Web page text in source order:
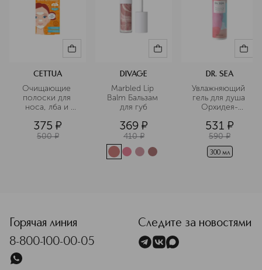
CETTUA
Очищающие
полоски для
носа, лба и
375 ¤
500 ¤
DIVAGE
Marbled Lip
Balm Бальзам
для губ
369 ¤
410 ¤
DR. SEA
Увлажняющий
гель для душа
Орхидея-
531 ¤
590 ¤
300 мл
Горячая линия
8-800-100-00-05
Следите за новостями